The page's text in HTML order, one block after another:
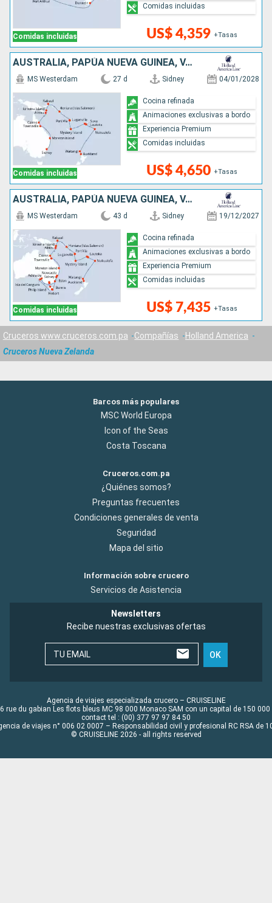
Comidas incluidas US$ 4,359 +Tasas
Comidas incluidas
AUSTRALIA, PAPÚA NUEVA GUINEA, VANUATU, FIDJI (ISLAS), TONGA, NUEVA ZELANDA
Comidas incluidas
MS Westerdam 27 d Sidney 04/01/2028
US$ 4,650 +Tasas
Cocina refinada
Animaciones exclusivas a bordo
Experiencia Premium
Comidas incluidas
AUSTRALIA, PAPÚA NUEVA GUINEA, VANUATU, FIDJI (ISLAS), TONGA, NUEVA ZELANDA
Comidas incluidas
MS Westerdam 43 d Sidney 19/12/2027
US$ 7,435 +Tasas
Cocina refinada
Animaciones exclusivas a bordo
Experiencia Premium
Comidas incluidas
Cruceros www.cruceros.com.pa Compañías
Holland America
Cruceros Nueva Zelanda
Barcos más populares
MSC World Europa
Icon of the Seas
Costa Toscana
Cruceros.com.pa
¿Quiénes somos?
Preguntas frecuentes
Condiciones generales de venta
Seguridad
Mapa del sitio
Información sobre crucero
Servicios de Asistencia
Newsletters
Recibe nuestras exclusivas ofertas
TU EMAIL OK
Agencia de viajes especializada crucero – CRUISELINE
rue du gabian Les flots bleus MC 98 000 Monaco SAM con un capital de 150 000
contact tel : (00) 377 97 97 84 50
de viajes n° 006 02 0007 – Responsabilidad civil y profesional RC RSA de
© CRUISELINE 2026 - all rights reserved